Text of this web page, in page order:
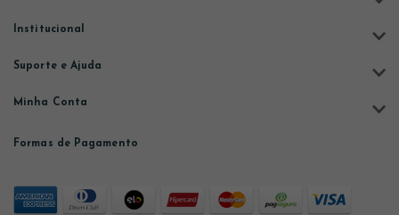
Institucional
Suporte e Ajuda
Minha Conta
Formas de Pagamento